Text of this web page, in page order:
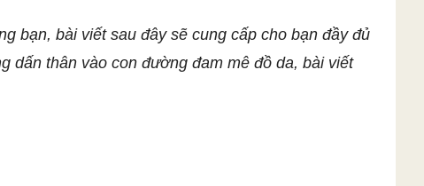
bạn, bài viết sau đây sẽ cung cấp cho bạn đầy đủ
dấn thân vào con đường đam mê đồ da, bài viết